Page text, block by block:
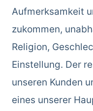
Aufmerksamkeit
zukommen,
Religion,
Einstellung. Der
unseren Kunden
eines unserer